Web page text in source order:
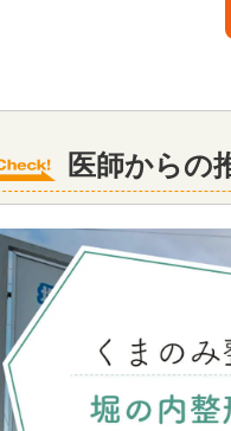
医師からの